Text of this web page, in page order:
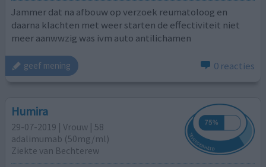
Jammer dat na afbouw op verzoek reumatoloog en
daarna klachten met weer starten de effectiviteit niet
meer aanwwzig was ivm auto antilichamen
geef mening 0 reacties
Humira
29-07-2019 | Vrouw | 58
adalimumab (50mg/ml)
Ziekte van Bechterew